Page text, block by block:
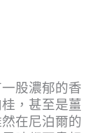
股濃郁的香
，甚至是薑
在尼泊爾的